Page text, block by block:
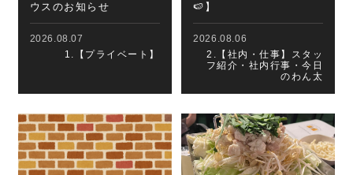
ウスのお知らせ
2026.08.07
1.【プライベート】
🍉】
2026.08.06
2.【社内・仕事】スタッ
フ紹介・社内行事・今日
のわん太